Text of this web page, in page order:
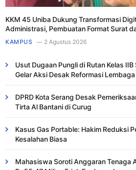
KKM 45 Uniba Dukung Transformasi
Administrasi, Pembuatan Format Surat
KAMPUS 2 Agustus 2026
Usut Dugaan Pungli di Rutan Kelas
Gelar Aksi Desak Reformasi
DPRD Kota Serang Desak
Tirta Al Bantani di Curug
Kasus Gas Portable: Hakim Reduksi
Kesalahan Biasa ​
Mahasiswa Soroti Anggaran Tenaga